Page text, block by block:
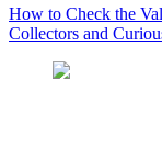
How to Check the
Collectors and